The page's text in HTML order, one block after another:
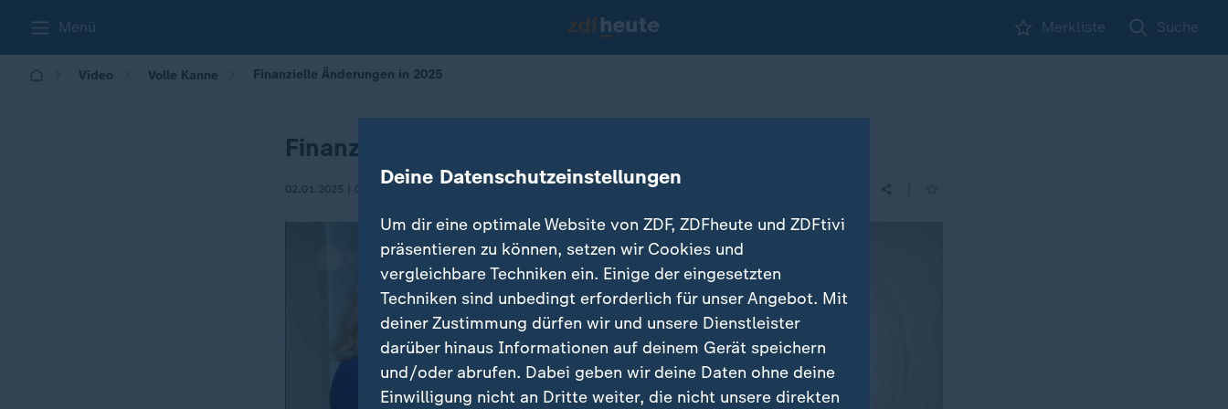
Menü Merkliste Suche
Video Volle Kanne Finanzielle Änderungen in 2025
Finanzielle Änderungen in 2025
02.01.2025 | 09:05 Deine Datenschutzeinstellungen
Um dir eine optimale Website von ZDF, ZDFheute und ZDFtivi
präsentieren zu können, setzen wir Cookies und
vergleichbare Techniken ein. Einige der eingesetzten
Techniken sind unbedingt erforderlich für unser Angebot. Mit
deiner Zustimmung dürfen wir und unsere Dienstleister
darüber hinaus Informationen auf deinem Gerät speichern
und/oder abrufen. Dabei geben wir deine Daten ohne deine
Einwilligung nicht an Dritte weiter, die nicht unsere direkten